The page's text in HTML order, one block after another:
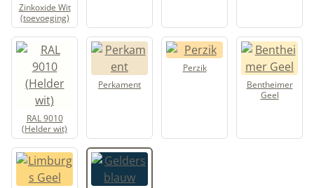
Zinkoxide Wit
(toevoeging)
RAL 9010
(Helder wit)
Perkament
Perzik
Bentheimer
Geel